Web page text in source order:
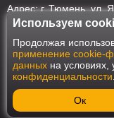
Адрес: г. Тюмень, ул.
Наш интернет-
Федерального закона
данных". Оформить
наличии согласия на
улучшения работы
используем файлы
Используем
Продолжая
применение cookie-
данных на условиях,
конфиденциальности
Ок